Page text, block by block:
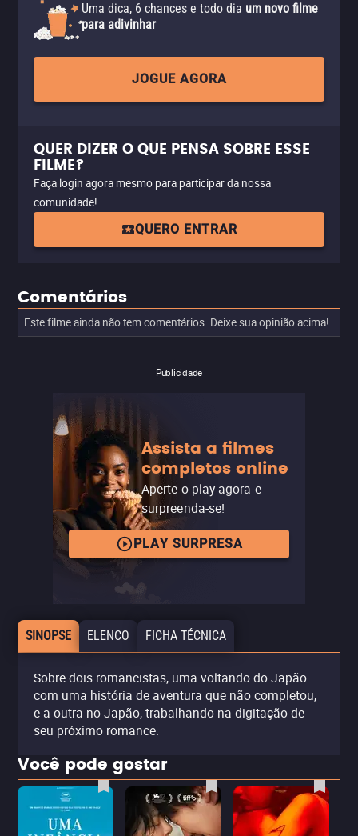
Uma dica, 6 chances e todo dia um novo filme
para adivinhar
JOGUE AGORA
QUER DIZER O QUE PENSA SOBRE ESSE
FILME?
Faça login agora mesmo para participar da nossa
comunidade!
QUERO ENTRAR
Comentários
Este filme ainda não tem comentários. Deixe sua opinião acima!
Publicidade
Assista a filmes
completos online
Aperte o play agora e
surpreenda-se!
PLAY SURPRESA
SINOPSE ELENCO FICHA TÉCNICA
Sobre dois romancistas, uma voltando do Japão
com uma história de aventura que não completou,
e a outra no Japão, trabalhando na digitação de
seu próximo romance.
Você pode gostar